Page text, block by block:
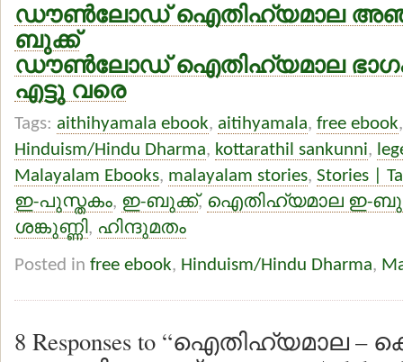
ഡൗണ്‍ലോഡ് ഐതിഹ്യമാല
ബുക്ക്
ഡൗണ്‍ലോഡ് ഐതിഹ്യമാല
എട്ടു വരെ
Tags: aithihyamala ebook, aitihyamala, free ebook
Hinduism/Hindu Dharma, kottarathil sankunni,
Malayalam Ebooks, malayalam stories, Stories |
ഇ-പുസ്തകം, ഇ-ബുക്ക്, ഐതിഹ്യമാല ഇ-
ശങ്കുണ്ണി , ഹിന്ദുമതം
Posted in free ebook, Hinduism/Hindu Dharma,
8 Responses to “ഐതിഹ്യമാല –